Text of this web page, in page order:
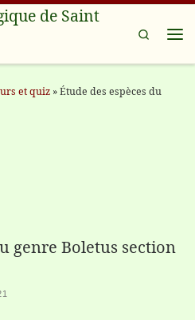
de Saint
Search
et quiz »Étude des espèces du
genre Boletus section